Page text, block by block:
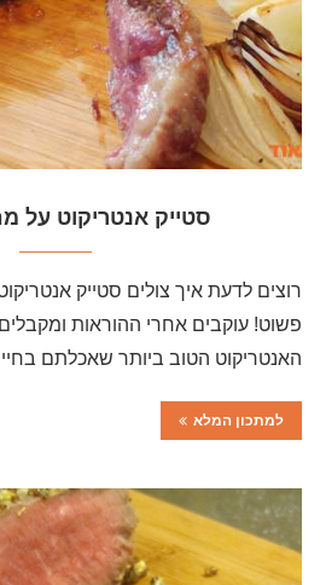
סטייק אנטריקוט על
רוצים לדעת איך צולים סטייק
פשוט! עוקבים אחרי ההוראות
האנטריקוט הטוב ביותר שאכלתם
למתכון המלא